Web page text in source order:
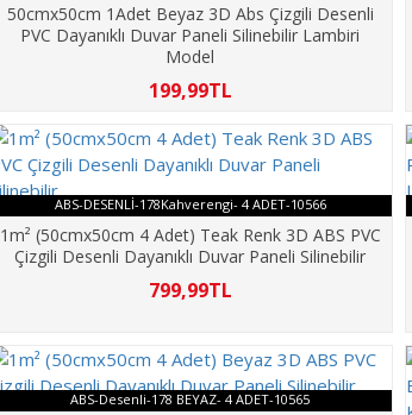
50cmx50cm 1Adet Beyaz 3D Abs Çizgili Desenli
PVC Dayanıklı Duvar Paneli Silinebilir Lambiri
Model
199,99TL
ABS-DESENLİ-178Kahverengi- 4 ADET-10566
1m² (50cmx50cm 4 Adet) Teak Renk 3D ABS PVC
Çizgili Desenli Dayanıklı Duvar Paneli Silinebilir
799,99TL
ABS-Desenli-178 BEYAZ- 4 ADET-10565